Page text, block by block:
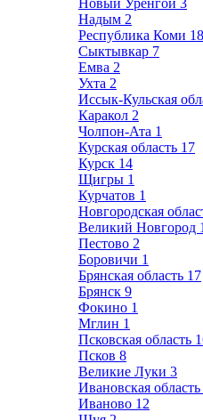
Новый Уренгой 3
Надым 2
Республика Коми 18
Сыктывкар 7
Емва 2
Ухта 2
Иссык-Кульская
Каракол 2
Чолпон-Ата 1
Курская область 17
Курск 14
Щигры 1
Курчатов 1
Новгородская
Великий Новгород
Пестово 2
Боровичи 1
Брянская область 17
Брянск 9
Фокино 1
Мглин 1
Псковская область
Псков 8
Великие Луки 3
Ивановская область
Иваново 12